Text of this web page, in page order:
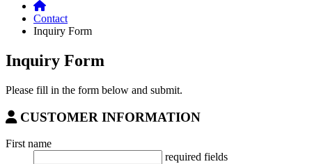
Contact
Inquiry Form
Inquiry Form
Please fill in the form below and submit.
CUSTOMER INFORMATION
First name
required fields